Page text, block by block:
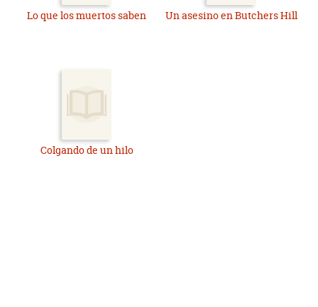
Lo que los muertos saben Un asesino en Butchers Hill
Colgando de un hilo